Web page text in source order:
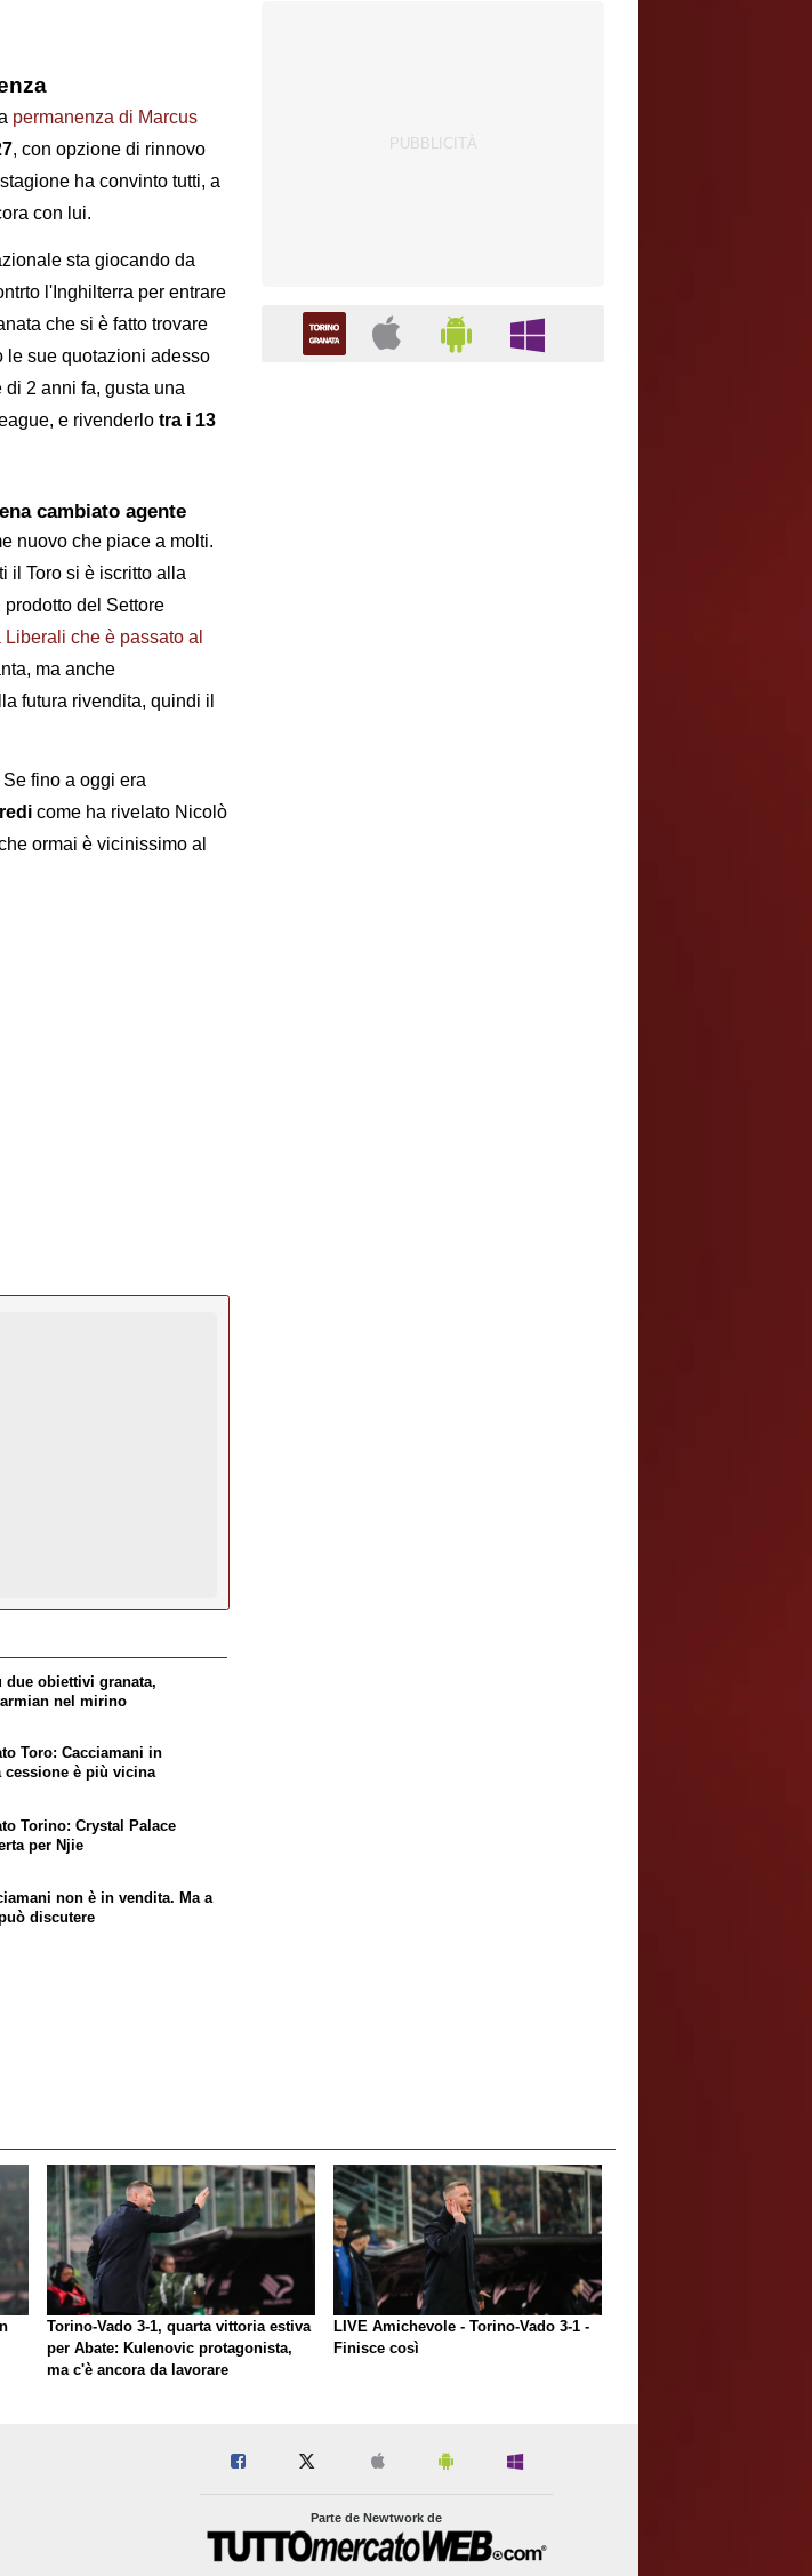
permanenza di Marcus
, con opzione di rinnovo
ha convinto tutti, a
con lui.
sta giocando da
l'Inghilterra per entrare
che si è fatto trovare
le sue quotazioni adesso
di 2 anni fa, gusta una
e rivenderlo tra i 13
cambiato agente
nuovo che piace a molti.
il Toro si è iscritto alla
del Settore
Liberali che è passato al
ma anche
futura rivendita, quindi il
fino a oggi era
come ha rivelato Nicolò
ormai è vicinissimo al
due obiettivi granata,
nel mirino
Toro: Cacciamani in
cessione è più vicina
Torino: Crystal Palace
per Njie
non è in vendita. Ma a
discutere
Torino-Vado 3-1, quarta vittoria estiva
per Abate: Kulenovic protagonista,
ma c'è ancora da lavorare
LIVE Amichevole - Torino-Vado 3-1 -
Finisce così
Parte de Newtwork de